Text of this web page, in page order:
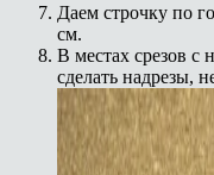
Даем строчку по
см.
В местах срезов с
сделать надрезы,